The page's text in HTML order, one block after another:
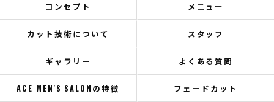
コンセプト メニュー
カット技術について スタッフ
ギャラリー よくある質問
ACE MEN'S SALONの特徴 フェードカット